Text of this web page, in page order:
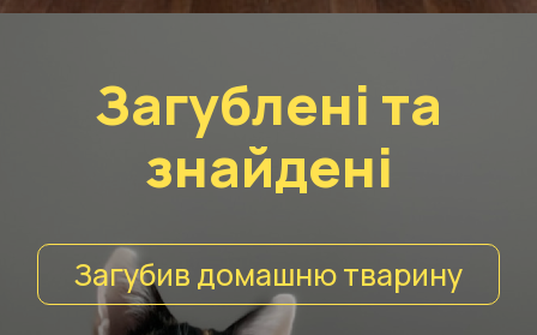
Загублені та
знайдені
Загубив домашню тварину
ЗАБЕРИ